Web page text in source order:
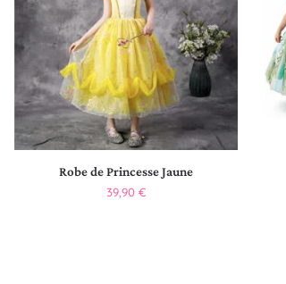
Robe de Princesse Jaune
39,90 €